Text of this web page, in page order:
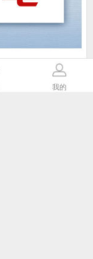
我的